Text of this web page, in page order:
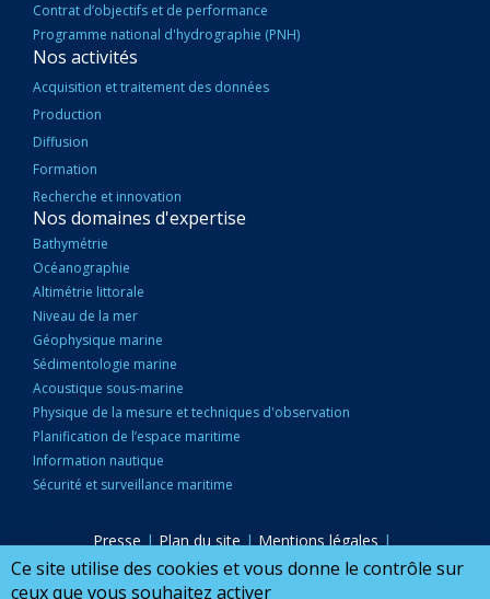
Contrat d’objectifs et de performance
Programme national d'hydrographie (PNH)
Nos activités
Acquisition et traitement des données
Production
Diffusion
Formation
Recherche et innovation
Nos domaines d'expertise
Bathymétrie
Océanographie
Altimétrie littorale
Niveau de la mer
Géophysique marine
Sédimentologie marine
Acoustique sous-marine
Physique de la mesure et techniques d'observation
Planification de l’espace maritime
Information nautique
Sécurité et surveillance maritime
PIED
Presse | Plan du site | Mentions légales |
Accessibilité : partiellement conforme | Marchés publics |
Nous Contacter | Configurer mes cookies
Ce site utilise des cookies et vous donne le contrôle sur
ceux que vous souhaitez activer